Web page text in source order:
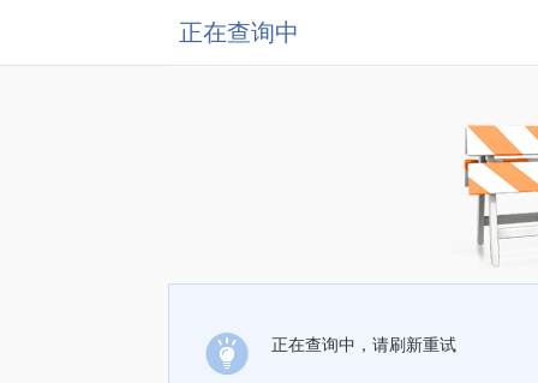
正在查询中
正在查询中，请刷新重试